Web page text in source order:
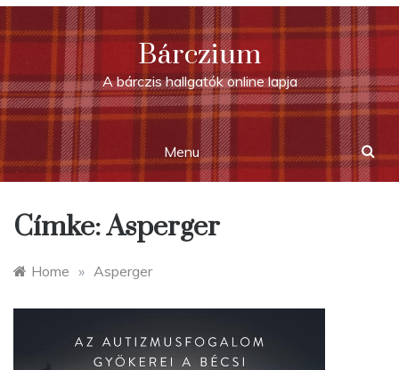
Skip
to
content
Bárczium
A bárczis hallgatók online lapja
Menu
Címke:Asperger
Home » Asperger